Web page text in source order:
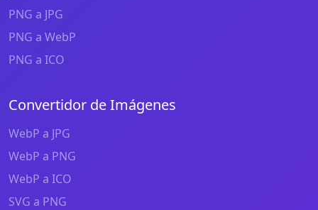
PNG a JPG
PNG a WebP
PNG a ICO
Convertidor de Imágenes
WebP a JPG
WebP a PNG
WebP a ICO
SVG a PNG